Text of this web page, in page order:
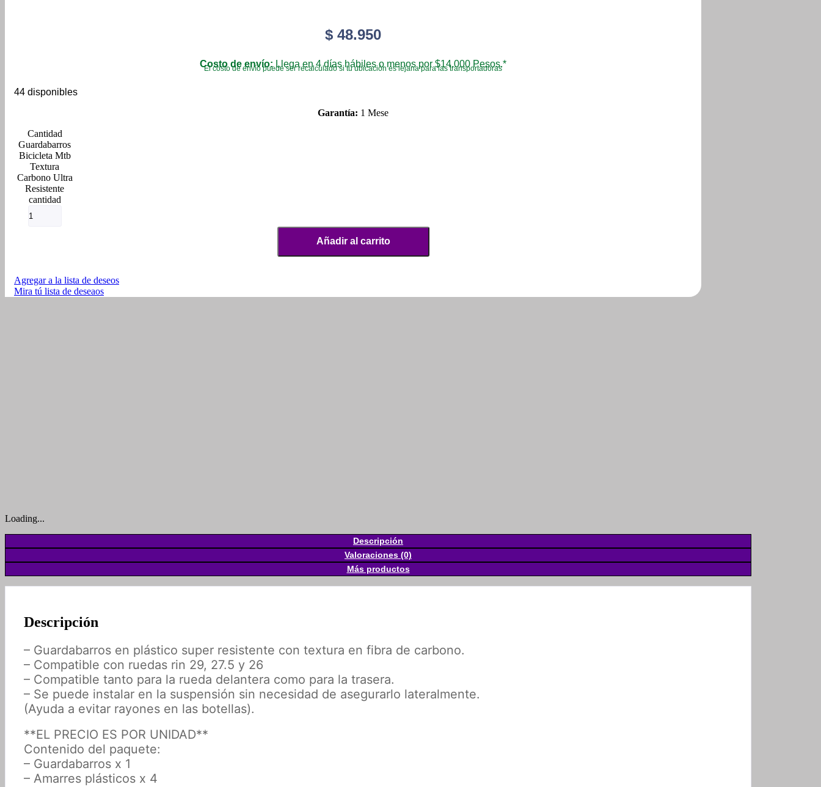
$ 48.950
Costo de envío: Llega en 4 días hábiles o menos por $14.000 Pesos.*
El costo de envío puede ser recalculado si tu ubicación es lejana para las transportadoras
44 disponibles
Garantía: 1 Mese
Guardabarros
Bicicleta Mtb
Textura
Carbono Ultra
Resistente
cantidad
Añadir al carrito
Agregar a la lista de deseos
Mira tú lista de deseaos
Loading...
Descripción
Valoraciones (0)
Más productos
Descripción
– Guardabarros en plástico super resistente con textura en fibra de carbono.
– Compatible con ruedas rin 29, 27.5 y 26
– Compatible tanto para la rueda delantera como para la trasera.
– Se puede instalar en la suspensión sin necesidad de asegurarlo lateralmente.
(Ayuda a evitar rayones en las botellas).
**EL PRECIO ES POR UNIDAD**
Contenido del paquete:
– Guardabarros x 1
– Amarres plásticos x 4